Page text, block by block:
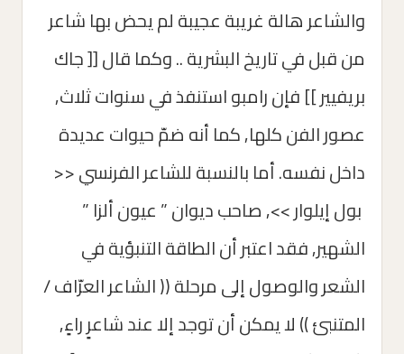
والشاعر هالة غريبة عجيبة لم يحض بها شاعر
من قبل في تاريخ البشرية .. وكما قال [[ جاك
بريفيير ]] فإن رامبو استنفذ في سنوات ثلاث,
عصور الفن كلها, كما أنه ضمّ حيوات عديدة
داخل نفسه. أما بالنسبة للشاعر الفرنسي <<
بول إيلوار >>, صاحب ديوان ” عيون ألزا ”
الشهير, فقد اعتبر أن الطاقة التنبؤية في
الشعر والوصول إلى مرحلة (( الشاعر العرّاف /
المتنبئ )) لا يمكن أن توجد إلا عند شاعرٍ راءٍ,